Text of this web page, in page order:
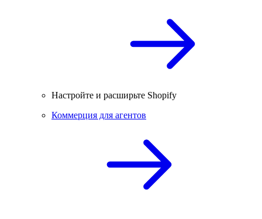
Настройте и расширьте Shopify
Коммерция для агентов